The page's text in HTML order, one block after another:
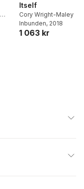
Itself
Cory Wright-Maley
Inbunden, 2018
1 063 kr